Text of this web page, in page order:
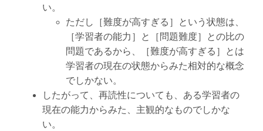
い。
ただし［難度が高すぎる］という状態は、
［学習者の能力］と［問題難度］との比の
問題であるから、［難度が高すぎる］とは
学習者の現在の状態からみた相対的な概念
でしかない。
したがって、再読性についても、ある学習者の
現在の能力からみた、主観的なものでしかな
い。